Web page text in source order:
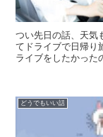
つい先日の話、天気
てドライブで日帰り
ライブをしたかった
どうでもいい話